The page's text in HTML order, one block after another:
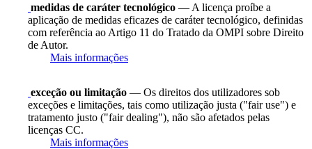
medidas de caráter tecnológico — A licença proíbe a
aplicação de medidas eficazes de caráter tecnológico, definidas
com referência ao Artigo 11 do Tratado da OMPI sobre Direito
de Autor.
Mais informações
exceção ou limitação — Os direitos dos utilizadores sob
exceções e limitações, tais como utilização justa ("fair use") e
tratamento justo ("fair dealing"), não são afetados pelas
licenças CC.
Mais informações